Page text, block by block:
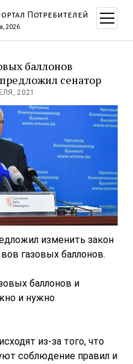
Потребителей
2026
меню
баллонов
сенатор
2021
изменить закон
газовых баллонов.
баллонов и
и нужно
из-за того, что
соблюдение правил и